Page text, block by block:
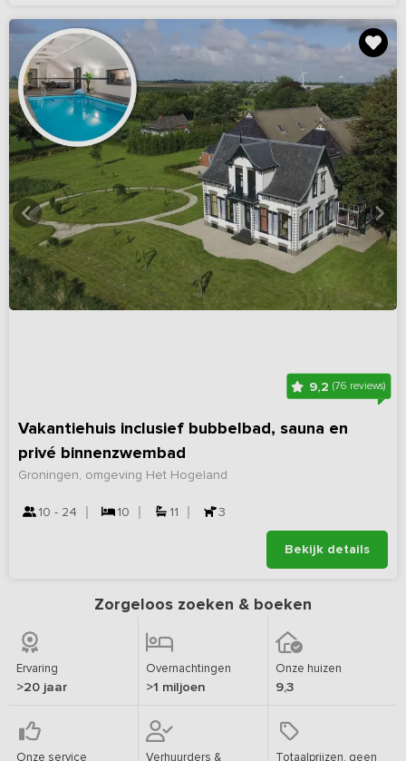
9,2 (76 reviews)
Vakantiehuis inclusief bubbelbad, sauna en
privé binnenzwembad
Groningen, omgeving Het Hogeland
10 - 24 10 11 3
Bekijk details
Zorgeloos zoeken & boeken
Ervaring
>20 jaar
Overnachtingen
>1 miljoen
Onze huizen
9,3
Onze service Verhuurders & Totaalprijzen, geen